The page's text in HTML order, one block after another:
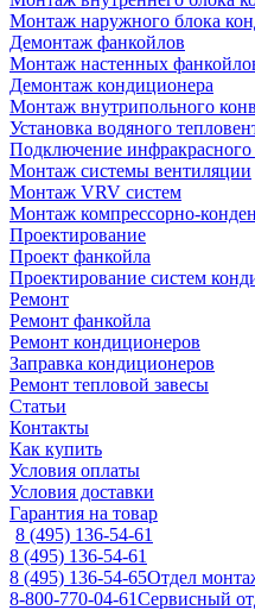
Монтаж наружного блока
Демонтаж фанкойлов
Монтаж настенных
Демонтаж кондиционера
Монтаж внутрипольного
Установка водяного
Подключение инфракрасного
Монтаж системы вентиляции
Монтаж VRV систем
Монтаж компрессорно-
Проектирование
Проект фанкойла
Проектирование систем
Ремонт
Ремонт фанкойла
Ремонт кондиционеров
Заправка кондиционеров
Ремонт тепловой завесы
Статьи
Контакты
Как купить
Условия оплаты
Условия доставки
Гарантия на товар
8 (495) 136-54-61
8 (495) 136-54-61
8 (495) 136-54-65Отдел
8-800-770-04-61Сервисный